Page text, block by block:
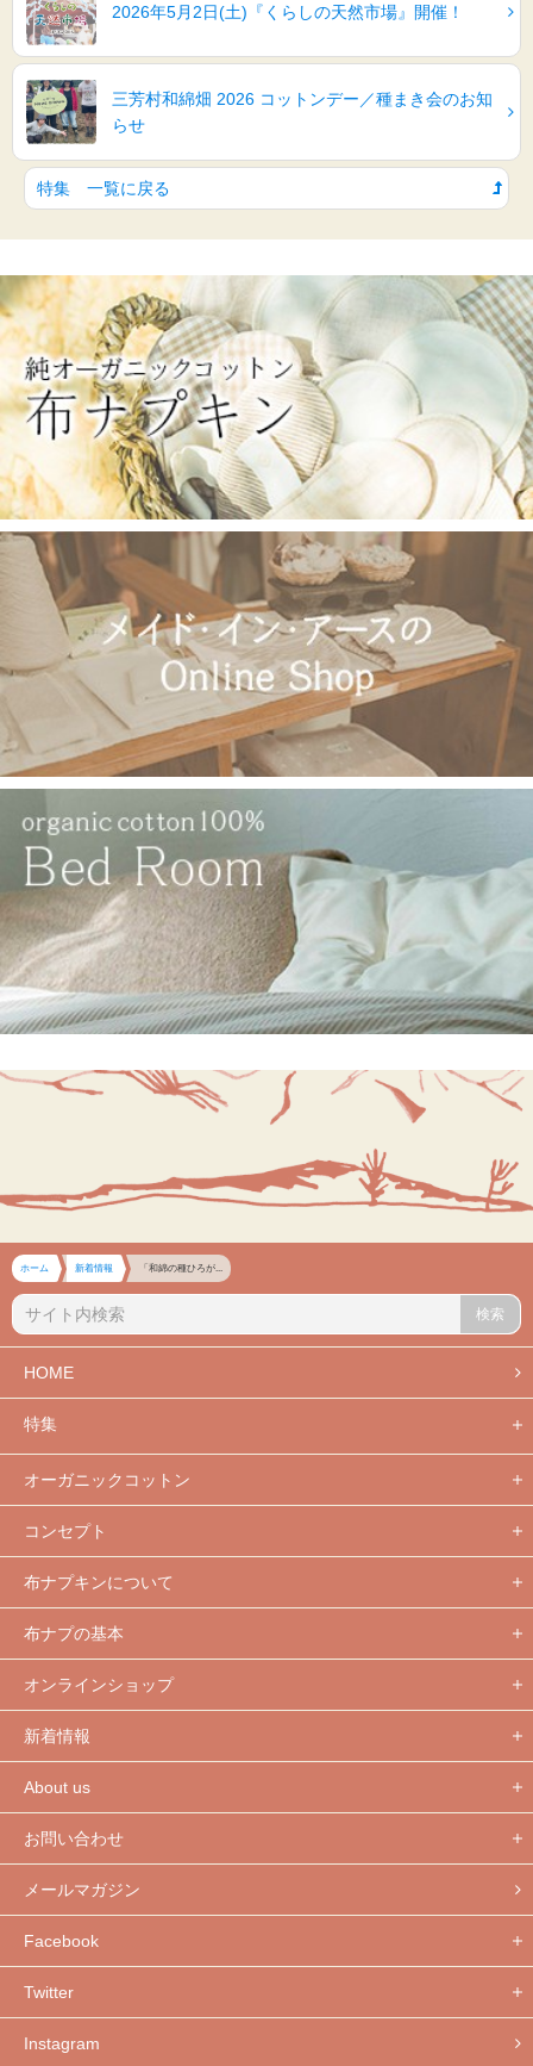
2026年5月2日(土)『くらしの天然市場』開催！
三芳村和綿畑 2026 コットンデー／種まき会のお知
らせ
特集 一覧に戻る
ホーム 新着情報 「和綿の種ひろが...
検索
HOME
特集
オーガニックコットン
コンセプト
布ナプキンについて
布ナプの基本
オンラインショップ
新着情報
About us
お問い合わせ
メールマガジン
Facebook
Twitter
Instagram